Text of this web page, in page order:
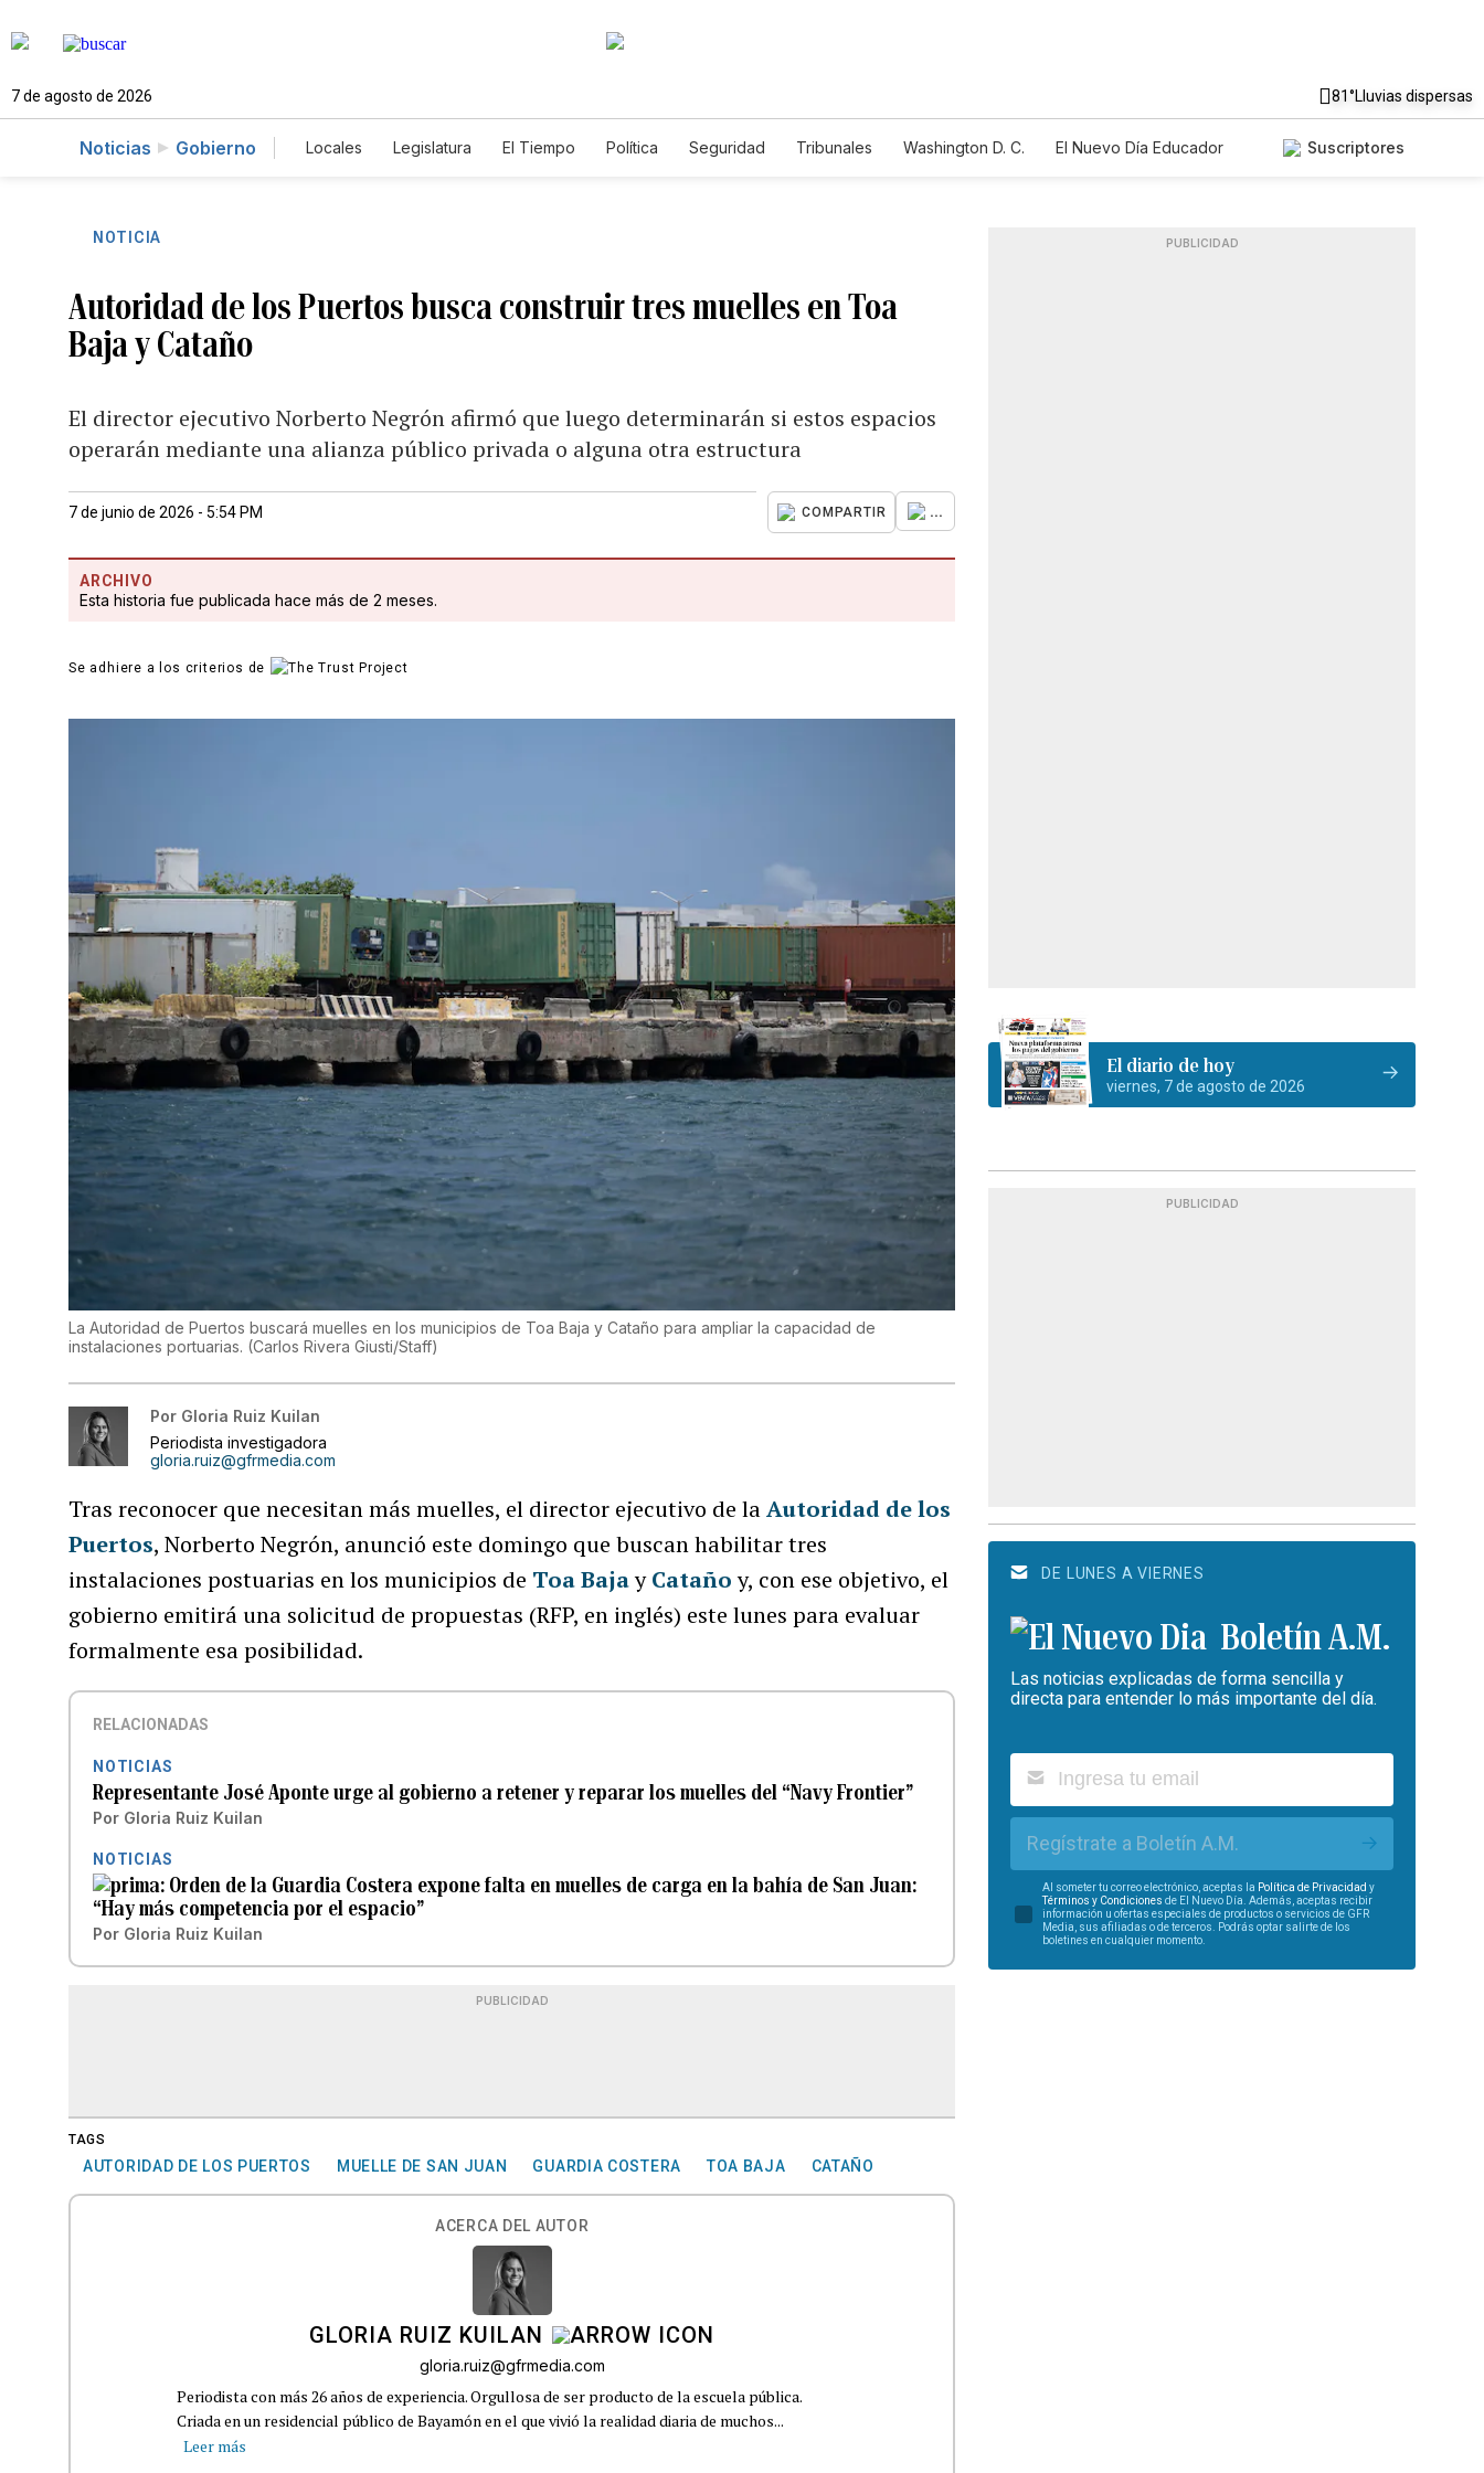
7 de agosto de 2026 81°Lluvias dispersas
Noticias Gobierno Locales Legislatura El Tiempo Política Seguridad Tribunales Washington D. C.
El Nuevo Día Educador
Suscriptores
NOTICIA
Autoridad de los Puertos busca construir tres muelles en Toa
Baja y Cataño
El director ejecutivo Norberto Negrón afirmó que luego determinarán si estos espacios
operarán mediante una alianza público privada o alguna otra estructura
7 de junio de 2026 - 5:54 PM COMPARTIR ...
ARCHIVO
Esta historia fue publicada hace más de 2 meses.
Se adhiere a los criterios de
La Autoridad de Puertos buscará muelles en los municipios de Toa Baja y Cataño para ampliar la capacidad de
instalaciones portuarias. (Carlos Rivera Giusti/Staff)
Por Gloria Ruiz Kuilan
Periodista investigadora
gloria.ruiz@gfrmedia.com
Tras reconocer que necesitan más muelles, el director ejecutivo de laAutoridad de los
Puertos, Norberto Negrón, anunció este domingo que buscan habilitar tres
instalaciones postuarias en los municipios de Toa BajayCatañoy, con ese objetivo, el
gobierno emitirá una solicitud de propuestas (RFP, en inglés) este lunes para evaluar
formalmente esa posibilidad.
RELACIONADAS
NOTICIAS
Representante José Aponte urge al gobierno a retener y reparar los muelles del “Navy Frontier”
Por Gloria Ruiz Kuilan
NOTICIAS
Orden de la Guardia Costera expone falta en muelles de carga en la bahía de San Juan:
“Hay más competencia por el espacio”
Por Gloria Ruiz Kuilan
PUBLICIDAD
TAGS
AUTORIDAD DE LOS PUERTOS MUELLE DE SAN JUAN GUARDIA COSTERA TOA BAJA CATAÑO
ACERCA DEL AUTOR
GLORIA RUIZ KUILAN
gloria.ruiz@gfrmedia.com
Periodista con más 26 años de experiencia. Orgullosa de ser producto de la escuela pública.
Criada en un residencial público de Bayamón en el que vivió la realidad diaria de muchos...
Leer más
PUBLICIDAD
El diario de hoy
viernes, 7 de agosto de 2026
PUBLICIDAD
DE LUNES A VIERNES
Boletín A.M.
Las noticias explicadas de forma sencilla y
directa para entender lo más importante del día.
Regístrate a Boletín A.M.
Al someter tu correo electrónico, aceptas la Política de Privacidad y
Términos y Condiciones de El Nuevo Día. Además, aceptas recibir
información u ofertas especiales de productos o servicios de GFR
Media, sus afiliadas o de terceros. Podrás optar salirte de los
boletines en cualquier momento.